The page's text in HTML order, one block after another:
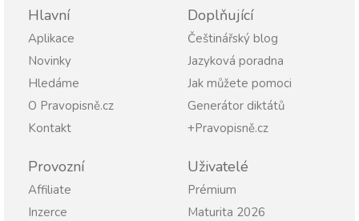
Hlavní
Aplikace
Novinky
Hledáme
O Pravopisně.cz
Kontakt
Doplňující
Češtinářský blog
Jazyková poradna
Jak můžete pomoci
Generátor diktátů
+Pravopisně.cz
Provozní
Affiliate
Inzerce
Uživatelé
Prémium
Maturita 2026